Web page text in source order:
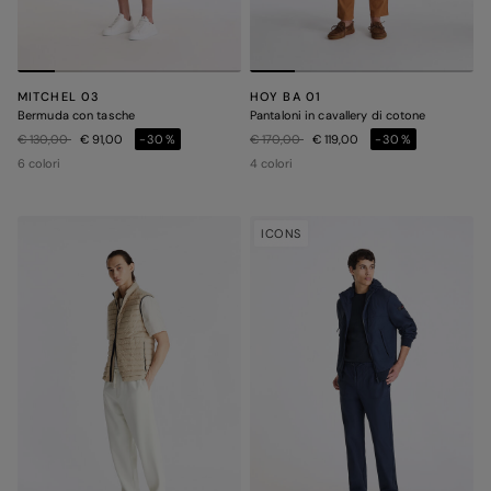
MITCHEL 03
Bermuda con tasche
Prezzo ridotto da
€ 130,00a € 91,00
-30%
6 colori
HOY BA 01
Pantaloni in cavallery di cotone
Prezzo ridotto da
€ 170,00a € 119,00
-30%
4 colori
ICONS